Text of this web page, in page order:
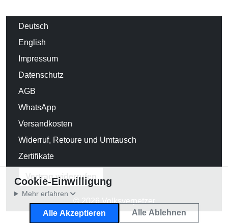
Deutsch
English
Impressum
Datenschutz
AGB
WhatsApp
Versandkosten
Widerruf, Retoure und Umtausch
Zertifikate
Vertrag widerrufen
© 2026 Volksverpetzer
Cookie-Einwilligung
Mehr erfahren
Alle Akzeptieren Alle Ablehnen